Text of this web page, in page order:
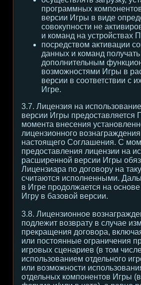
программных
версии Игры в виде
совокупности не
и команд на устройствах
посредством активации
данных и команд получать
дополнительным
возможностями Игры в
версии в соответствии с
Игре.
3.7. Лицензия на
версии Игры предоставляется
момента внесения
лицензионного
настоящего Соглашения. С
предоставления лицензии на
расширенной версии Игры
Лицензиара по договору на
считаются исполненными.
в Игре продолжается на
Игру в базовой версии.
3.8. Лицензионное
подлежит возврату в случае
прекращения договора,
или постоянные ограничения
игровых сценариев (в том
использованием отдельного
или возможности
отдельных компонентов Игры